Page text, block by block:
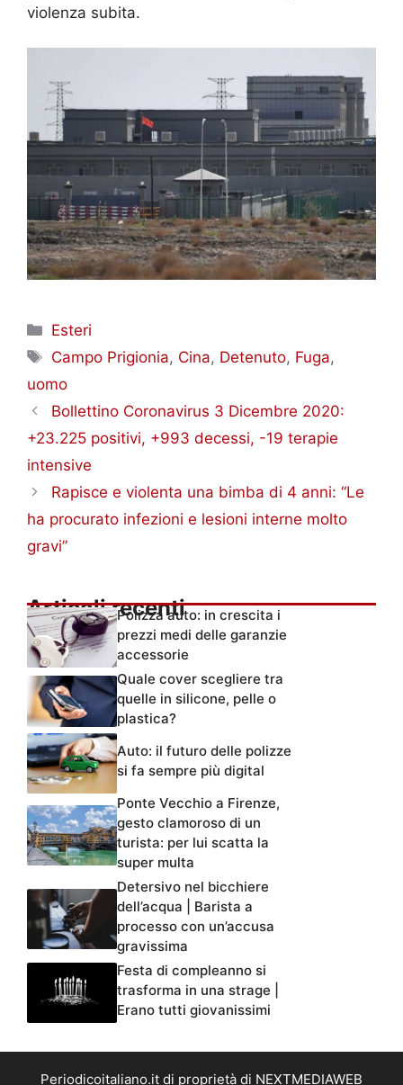
violenza subita.
Categorie
Esteri
Tag
Campo Prigionia, Cina, Detenuto, Fuga,
uomo
Bollettino Coronavirus 3 Dicembre 2020:
+23.225 positivi, +993 decessi, -19 terapie
intensive
Rapisce e violenta una bimba di 4 anni: “Le
ha procurato infezioni e lesioni interne molto
gravi”
Articoli recentiPolizza auto: in crescita i
prezzi medi delle garanzie
accessorie
Quale cover scegliere tra
quelle in silicone, pelle o
plastica?
Auto: il futuro delle polizze
si fa sempre più digital
Ponte Vecchio a Firenze,
gesto clamoroso di un
turista: per lui scatta la
super multa
Detersivo nel bicchiere
dell’acqua | Barista a
processo con un’accusa
gravissima
Festa di compleanno si
trasforma in una strage |
Erano tutti giovanissimi
Periodicoitaliano.it di proprietà di NEXTMEDIAWEB